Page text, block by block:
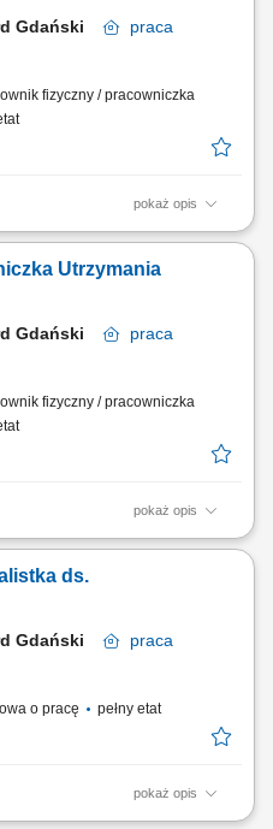
Gdański
praca
fizyczny / pracowniczka
pokaż opis
nad pracą urządzeń i
Zapewnienie ciągłej
i instalacji – usuwanie awarii,
systemów IT: TrackWise,
Utrzymania
Gdański
praca
fizyczny / pracowniczka
pokaż opis
sprawności technicznej
Realizacja
konserwacyjnych. Monitorowanie
oraz systemów kontrolno-
ds.
Gdański
praca
o pracę pełny etat
pokaż opis
nad pracą urządzeń i